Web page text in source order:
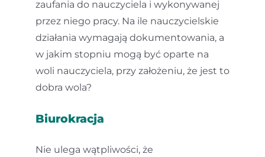
zaufania do nauczyciela i wykonywanej
przez niego pracy. Na ile nauczycielskie
działania wymagają dokumentowania, a
w jakim stopniu mogą być oparte na
woli nauczyciela, przy założeniu, że jest to
dobra wola?
Biurokracja
Nie ulega wątpliwości, że